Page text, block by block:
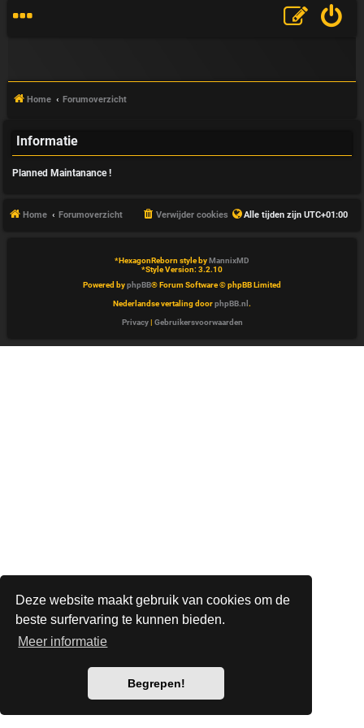
Deze website maakt gebruik van cookies om de
beste surfervaring te kunnen bieden.
Meer informatie
Begrepen!
V
A
Home Forumoverzicht
Informatie
Planned Maintanance !
Home Forumoverzicht Alle tijden zijn UTC+01:00
Verwijder cookies
*HexagonReborn style byMannixMD
*Style Version: 3.2.10
Powered byphpBB® Forum Software © phpBB Limited
Nederlandse vertaling doorphpBB.nl .
Privacy| Gebruikersvoorwaarden